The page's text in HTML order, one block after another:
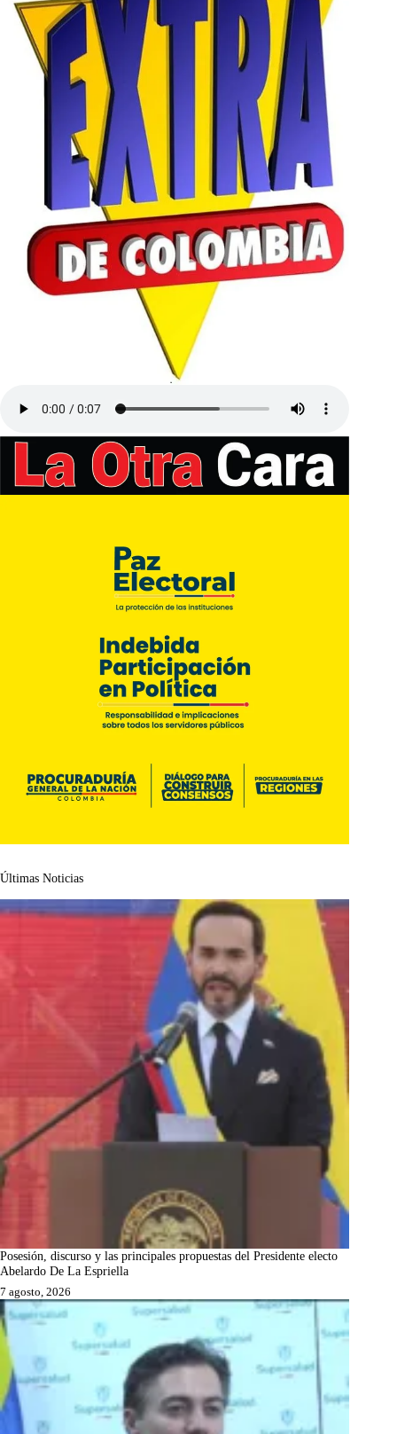
Últimas Noticias
Posesión, discurso y las principales propuestas del Presidente electo
Abelardo De La Espriella
7 agosto, 2026